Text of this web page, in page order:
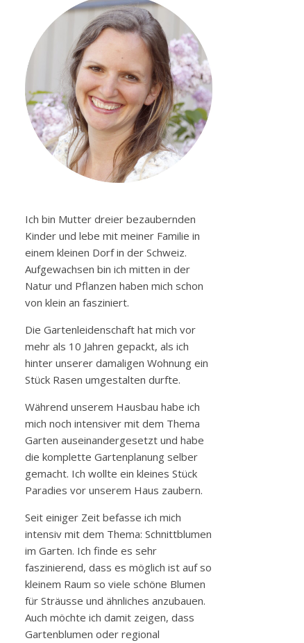
Ich bin Mutter dreier bezaubernden
Kinder und lebe mit meiner Familie in
einem kleinen Dorf in der Schweiz.
Aufgewachsen bin ich mitten in der
Natur und Pflanzen haben mich schon
von klein an fasziniert.
Die Gartenleidenschaft hat mich vor
mehr als 10 Jahren gepackt, als ich
hinter unserer damaligen Wohnung ein
Stück Rasen umgestalten durfte.
Während unserem Hausbau habe ich
mich noch intensiver mit dem Thema
Garten auseinandergesetzt und habe
die komplette Gartenplanung selber
gemacht. Ich wollte ein kleines Stück
Paradies vor unserem Haus zaubern.
Seit einiger Zeit befasse ich mich
intensiv mit dem Thema: Schnittblumen
im Garten. Ich finde es sehr
faszinierend, dass es möglich ist auf so
kleinem Raum so viele schöne Blumen
für Sträusse und ähnliches anzubauen.
Auch möchte ich damit zeigen, dass
Gartenblumen oder regional